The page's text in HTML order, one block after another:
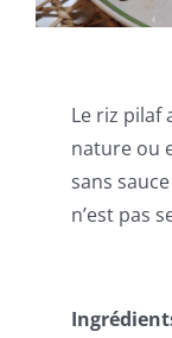
Le riz pilaf
nature ou
sans
n’est pas